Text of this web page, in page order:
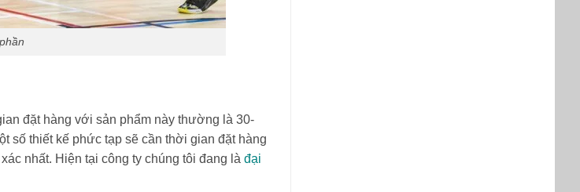
đặt hàng với sản phẩm này thường là 30-
số thiết kế phức tạp sẽ cần thời gian đặt hàng
nhất. Hiện tại công ty chúng tôi đang là đại